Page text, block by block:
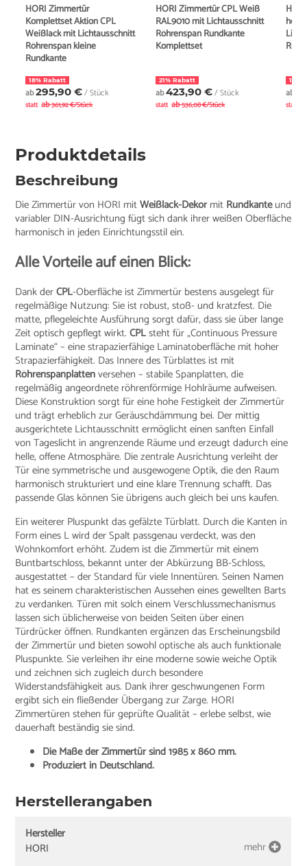
HORI Zimmertür
Komplettset Aktion CPL
Weißlack mit Lichtausschnitt
Röhrenspan kleine
Rundkante
18% Rabatt
ab295,90 €/ Stück
statt ab361,92 €/Stück
HORI Zimmertür CPL Weiß
RAL9010 mit Lichtausschnitt
Röhrenspan Rundkante
Komplettset
21% Rabatt
ab423,90 €/ Stück
statt ab536,08 €/Stück
hell
17%
ab
statt
Produktdetails
Beschreibung
Die Zimmertür von HORI mitWeißlack-Dekormit Rundkanteund
variabler DIN-Ausrichtung fügt sich dank ihrer weißen Oberfläche
harmonisch in jeden Einrichtungsstil ein.
Alle Vorteile auf einen Blick:
Dank derCPL-Oberfläche ist Zimmertür bestens ausgelegt für
regelmäßige Nutzung: Sie ist robust, stoß- und kratzfest. Die
matte, pflegeleichte Ausführung sorgt dafür, dass sie über lange
Zeit optisch gepflegt wirkt.CPLsteht für „Continuous Pressure
Laminate“ – eine strapazierfähige Laminatoberfläche mit hoher
Strapazierfähigkeit. Das Innere des Türblattes ist mit
Röhrenspanplattenversehen – stabile Spanplatten, die
regelmäßig angeordnete röhrenförmige Hohlräume aufweisen.
Diese Konstruktion sorgt für eine hohe Festigkeit der Zimmertür
und trägt erheblich zur Geräuschdämmung bei. Der mittig
ausgerichtete Lichtausschnitt ermöglicht einen sanften Einfall
von Tageslicht in angrenzende Räume und erzeugt dadurch eine
helle, offene Atmosphäre. Die zentrale Ausrichtung verleiht der
Tür eine symmetrische und ausgewogene Optik, die den Raum
harmonisch strukturiert und eine klare Trennung schafft. Das
passende Glas können Sie übrigens auch gleich bei uns kaufen.
Ein weiterer Pluspunkt das gefälzte Türblatt. Durch die Kanten in
Form eines L wird der Spalt passgenau verdeckt, was den
Wohnkomfort erhöht. Zudem ist die Zimmertür mit einem
Buntbartschloss, bekannt unter der Abkürzung BB-Schloss,
ausgestattet – der Standard für viele Innentüren. Seinen Namen
hat es seinem charakteristischen Aussehen eines gewellten Barts
zu verdanken. Türen mit solch einem Verschlussmechanismus
lassen sich üblicherweise von beiden Seiten über einen
Türdrücker öffnen. Rundkanten ergänzen das Erscheinungsbild
der Zimmertür und bieten sowohl optische als auch funktionale
Pluspunkte. Sie verleihen ihr eine moderne sowie weiche Optik
und zeichnen sich zugleich durch besondere
Widerstandsfähigkeit aus. Dank ihrer geschwungenen Form
ergibt sich ein fließender Übergang zur Zarge. HORI
Zimmertüren stehen für geprüfte Qualität – erlebe selbst, wie
dauerhaft beständig sie sind.
Die Maße der Zimmertür sind 1985 x 860 mm.
Produziert in Deutschland.
Herstellerangaben
Hersteller
HORI
mehr